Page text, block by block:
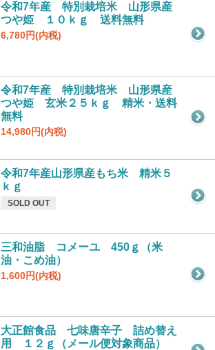
令和7年産 特別栽培米 山形県産
つや姫 １０ｋｇ 送料無料
6,780円(内税)
令和7年産 特別栽培米 山形県産
つや姫 玄米２５ｋｇ 精米・送料
無料
14,980円(内税)
令和7年産山形県産もち米 精米５
ｋｇ
SOLD OUT
三和油脂 コメーユ 450ｇ（米
油・こめ油）
1,600円(内税)
大正館食品 七味唐辛子 詰め替え
用 １２ｇ（メール便対象商品）